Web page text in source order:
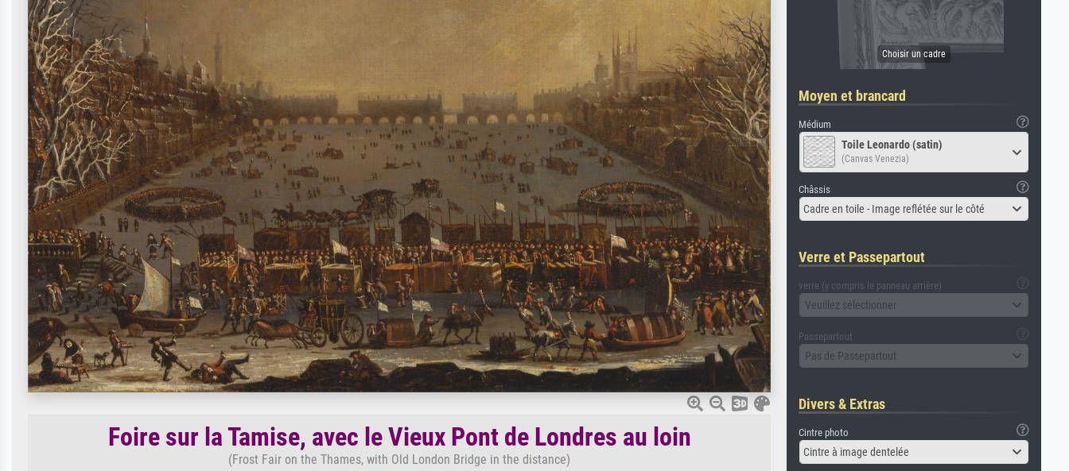
Foire sur la Tamise, avec le Vieux Pont de Londres au loin
(Frost Fair on the Thames, with Old London Bridge in the distance)
Moyen et brancard
Médium
Toile Leonardo (satin)
(Canvas Venezia)
Châssis
Cadre en toile - Image reflétée sur le côté
Verre et Passepartout
verre (y compris le panneau arrière)
Veuillez sélectionner
Passepartout
Pas de Passepartout
Divers & Extras
Cintre photo
Cintre à image dentelée